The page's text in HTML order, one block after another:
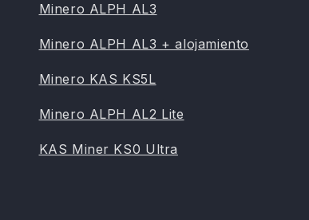
Minero ALPH AL3
Minero ALPH AL3 + alojamiento
Minero KAS KS5L
Minero ALPH AL2 Lite
KAS Miner KS0 Ultra